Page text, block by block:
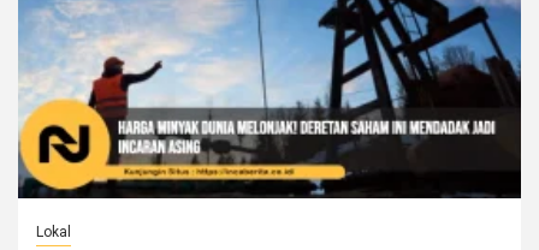
Lokal